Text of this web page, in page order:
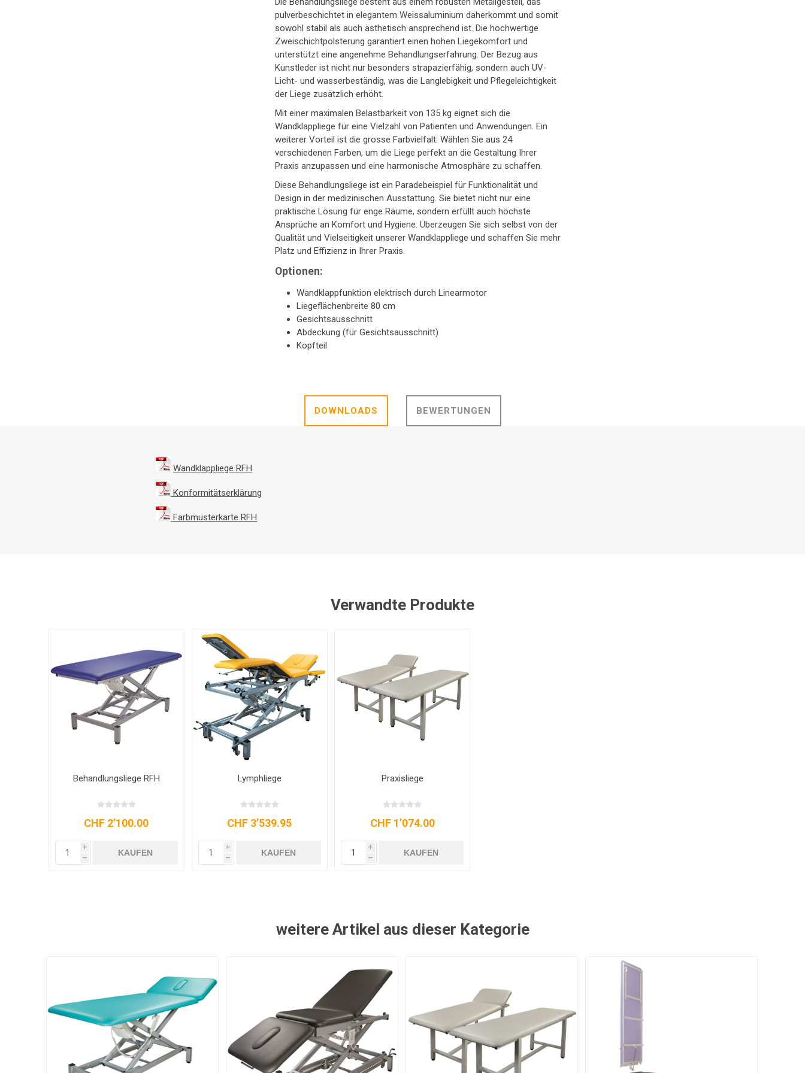
pulverbeschichtet in elegantem Weissaluminium daherkommt und somit
sowohl stabil als auch ästhetisch ansprechend ist. Die hochwertige
Zweischichtpolsterung garantiert einen hohen Liegekomfort und
unterstützt eine angenehme Behandlungserfahrung. Der Bezug aus
Kunstleder ist nicht nur besonders strapazierfähig, sondern auch UV-
Licht- und wasserbeständig, was die Langlebigkeit und Pflegeleichtigkeit
der Liege zusätzlich erhöht.
Mit einer maximalen Belastbarkeit von 135 kg eignet sich die
Wandklappliege für eine Vielzahl von Patienten und Anwendungen. Ein
weiterer Vorteil ist die grosse Farbvielfalt: Wählen Sie aus 24
verschiedenen Farben, um die Liege perfekt an die Gestaltung Ihrer
Praxis anzupassen und eine harmonische Atmosphäre zu schaffen.
Diese Behandlungsliege ist ein Paradebeispiel für Funktionalität und
Design in der medizinischen Ausstattung. Sie bietet nicht nur eine
praktische Lösung für enge Räume, sondern erfüllt auch höchste
Ansprüche an Komfort und Hygiene. Überzeugen Sie sich selbst von der
Qualität und Vielseitigkeit unserer Wandklappliege und schaffen Sie mehr
Platz und Effizienz in Ihrer Praxis.
Optionen:
Wandklappfunktion elektrisch durch Linearmotor
Liegeflächenbreite 80 cm
Gesichtsausschnitt
Abdeckung (für Gesichtsausschnitt)
Kopfteil
DOWNLOADS BEWERTUNGEN
Wandklappliege RFH
Konformitätserklärung
Farbmusterkarte RFH
Verwandte Produkte
Behandlungsliege RFH
CHF 2’100.00
i
h
KAUFEN
Lymphliege
CHF 3’539.95
i
h
KAUFEN
Praxisliege
CHF 1’074.00
i
h
KAUFEN
weitere Artikel aus dieser Kategorie